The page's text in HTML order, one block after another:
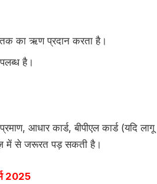
का ऋण प्रदान करता है।
है।
आधार कार्ड, बीपीएल कार्ड (यदि लागू
में से जरूरत पड़ सकती है।
2025